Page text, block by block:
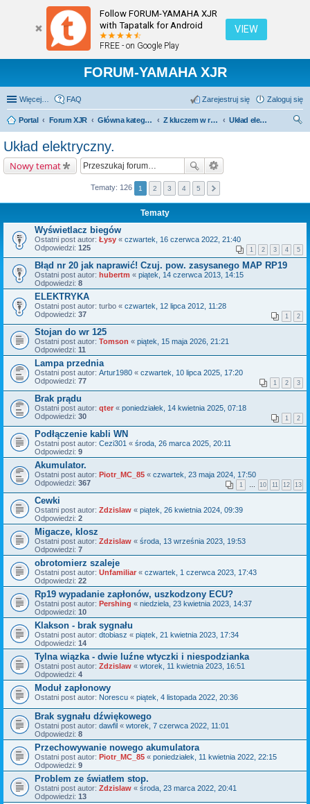
Follow FORUM-YAMAHA XJR
with Tapatalk for Android
FREE - on Google Play
VIEW
FORUM-YAMAHA XJR
Więcej… FAQ Zaloguj się
Zarejestruj się
Portal Forum XJR Główna kategoria forum Z kluczem w ręku.
Układ elektryczny.
Układ elektryczny.
Nowy temat
Tematy: 126 1 2 3 4 5
Tematy
Wyświetlacz biegów
Ostatni post autor: Łysy « czwartek, 16 czerwca 2022, 21:40
Odpowiedzi: 125 1 2 3 4 5
Błąd nr 20 jak naprawić! Czuj. pow. zasysanego MAP RP19
Ostatni post autor: hubertm « piątek, 14 czerwca 2013, 14:15
Odpowiedzi: 8
ELEKTRYKA
Ostatni post autor: turbo « czwartek, 12 lipca 2012, 11:28
Odpowiedzi: 37 1 2
Stojan do wr 125
Ostatni post autor: Tomson « piątek, 15 maja 2026, 21:21
Odpowiedzi: 11
Lampa przednia
Ostatni post autor: Artur1980 « czwartek, 10 lipca 2025, 17:20
Odpowiedzi: 77 1 2 3
Brak prądu
Ostatni post autor: qter « poniedziałek, 14 kwietnia 2025, 07:18
Odpowiedzi: 30 1 2
Podłączenie kabli WN
Ostatni post autor: Cezi301 « środa, 26 marca 2025, 20:11
Odpowiedzi: 9
Akumulator.
Ostatni post autor: Piotr_MC_85 « czwartek, 23 maja 2024, 17:50
Odpowiedzi: 367 1 … 10 11 12 13
Cewki
Ostatni post autor: Zdzislaw « piątek, 26 kwietnia 2024, 09:39
Odpowiedzi: 2
Migacze, klosz
Ostatni post autor: Zdzislaw « środa, 13 września 2023, 19:53
Odpowiedzi: 7
obrotomierz szaleje
Ostatni post autor: Unfamiliar « czwartek, 1 czerwca 2023, 17:43
Odpowiedzi: 22
Rp19 wypadanie zapłonów, uszkodzony ECU?
Ostatni post autor: Pershing « niedziela, 23 kwietnia 2023, 14:37
Odpowiedzi: 10
Klakson - brak sygnału
Ostatni post autor: dtobiasz « piątek, 21 kwietnia 2023, 17:34
Odpowiedzi: 14
Tylna wiązka - dwie luźne wtyczki i niespodzianka
Ostatni post autor: Zdzislaw « wtorek, 11 kwietnia 2023, 16:51
Odpowiedzi: 4
Moduł zapłonowy
Ostatni post autor: Norescu « piątek, 4 listopada 2022, 20:36
Brak sygnału dźwiękowego
Ostatni post autor: dawfil « wtorek, 7 czerwca 2022, 11:01
Odpowiedzi: 8
Przechowywanie nowego akumulatora
Ostatni post autor: Piotr_MC_85 « poniedziałek, 11 kwietnia 2022, 22:15
Odpowiedzi: 9
Problem ze światłem stop.
Ostatni post autor: Zdzislaw « środa, 23 marca 2022, 20:41
Odpowiedzi: 13